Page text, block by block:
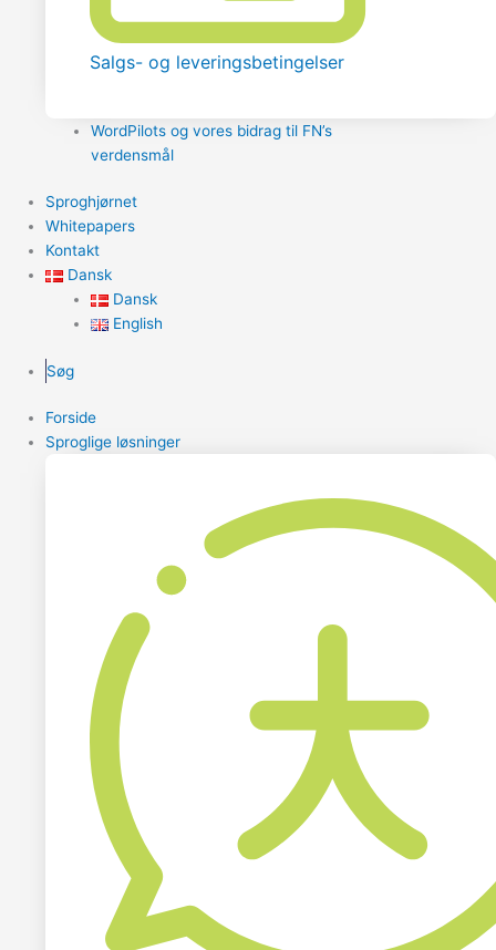
Salgs- og leveringsbetingelser
WordPilots og vores bidrag til FN’s
verdensmål
Sproghjørnet
Whitepapers
Kontakt
Dansk
Dansk
English
Søg
Forside
Sproglige løsninger